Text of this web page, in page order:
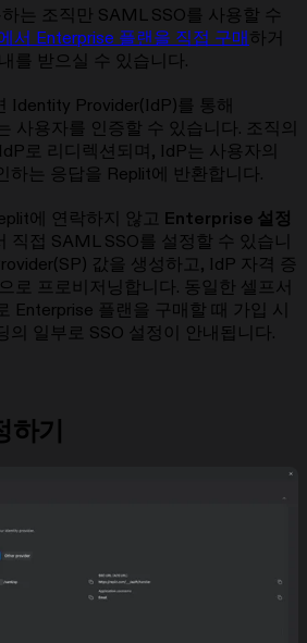
는 조직만 SAML SSO를 사용할 수
서 Enterprise 플랜을 직접 구매 하거
를 받으실 수 있습니다.
Identity Provider(IdP)를 통해
사용자를 인증할 수 있습니다. 조직의
로 리디렉션되며, IdP는 사용자의
하는 응답을 Replit에 반환합니다.
에 연락하지 않고 Enterprise 설정
직접 SAML SSO를 설정할 수 있습니
값을 생성하고, IdP 자격 증
로 프로비저닝합니다. 동일한 셀프서
Enterprise 플랜을 구매할 때 가입 시
의 일부로 SSO 설정이 안내됩니다.
기